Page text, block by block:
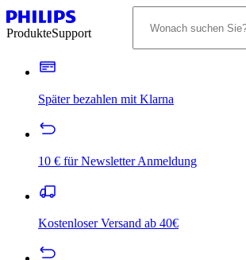
ProdukteSupport
Später bezahlen mit Klarna
10 € für Newsletter Anmeldung
Kostenloser Versand ab 40€